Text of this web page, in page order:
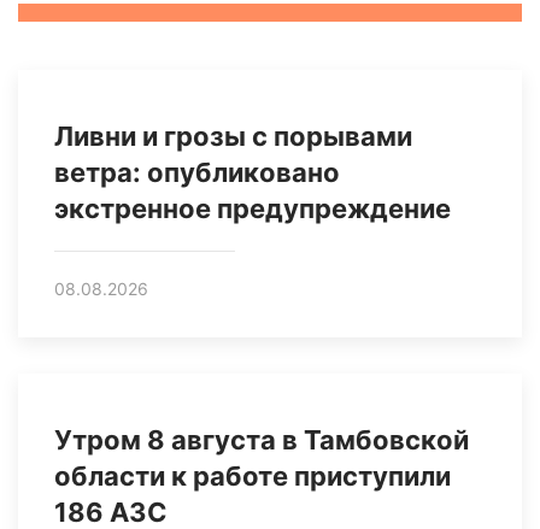
Ливни и грозы с порывами
ветра: опубликовано
экстренное предупреждение
08.08.2026
Утром 8 августа в Тамбовской
области к работе приступили
186 АЗС